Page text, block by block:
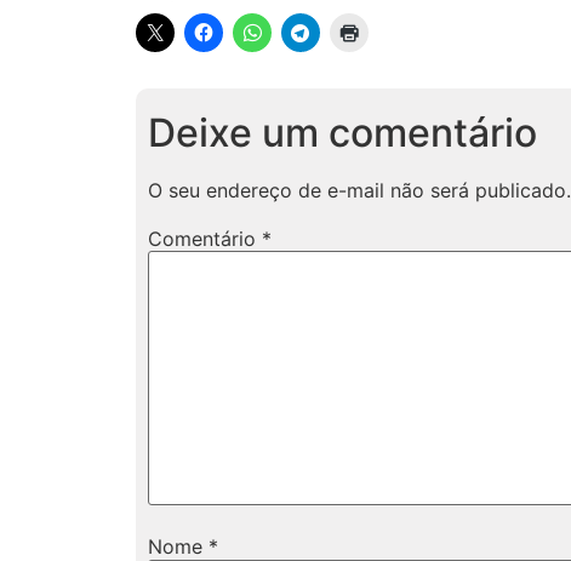
Deixe um comentário
O seu endereço de e-mail não será publicado.
Comentário *
Nome *